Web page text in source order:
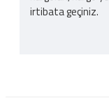
irtibata geçiniz.